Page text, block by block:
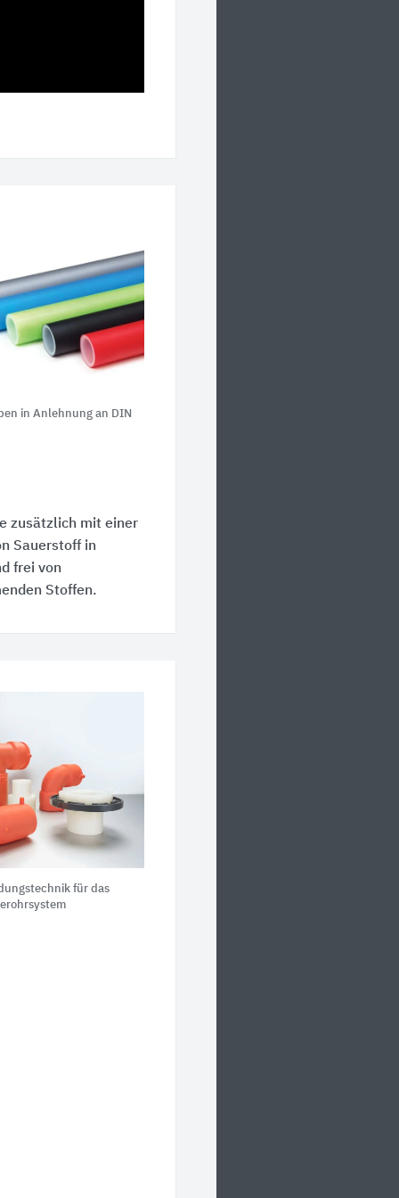
in Anlehnung an DIN
zusätzlich mit einer
Sauerstoff in
frei von
Stoffen.
für das